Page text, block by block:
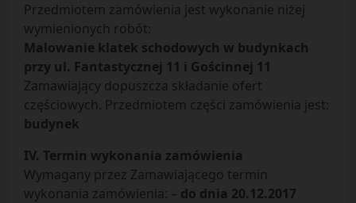
Przedmiotem zamówienia jest wykonanie niżej
wymienionych robót:
Malowanie klatek schodowych w budynkach
przy ul. Fantastycznej 11 i Gościnnej 11
Zamawiający dopuszcza składanie ofert
częściowych. Przedmiotem części zamówienia jest:
budynek
IV. Termin wykonania zamówienia
Wymagany przez Zamawiającego termin
wykonania zamówienia: – do dnia 20.12.2017